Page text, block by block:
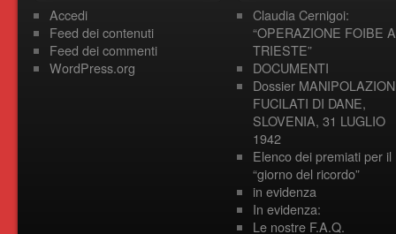
Accedi
Feed dei contenuti
Feed dei commenti
WordPress.org
Claudia Cernigoi:
“OPERAZIONE FOIBE A
TRIESTE”
DOCUMENTI
Dossier
FUCILATI DI DANE,
SLOVENIA, 31 LUGLIO
1942
Elenco dei premiati per il
“giorno del ricordo”
in evidenza
In evidenza:
Le nostre F.A.Q.